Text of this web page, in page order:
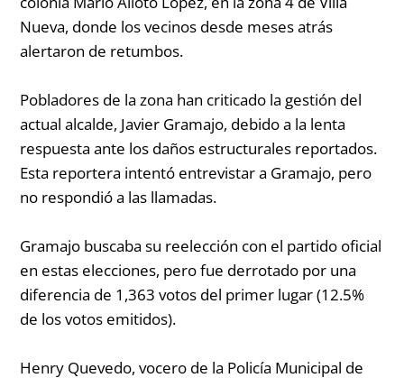
Nueva, donde los vecinos desde meses atrás
alertaron de retumbos.
Pobladores de la zona han criticado la gestión del
actual alcalde, Javier Gramajo, debido a la lenta
respuesta ante los daños estructurales reportados.
Esta reportera intentó entrevistar a Gramajo, pero
no respondió a las llamadas.
Gramajo buscaba su reelección con el partido oficial
en estas elecciones, pero fue derrotado por una
diferencia de 1,363 votos del primer lugar (12.5%
de los votos emitidos).
Henry Quevedo, vocero de la Policía Municipal de